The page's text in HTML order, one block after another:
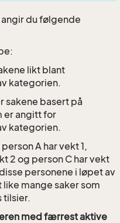
angir du følgende
likt blant
kategorien.
sakene basert på
er angitt for
kategorien.
A har vekt 1,
2 og person C har vekt
personene i løpet av
mange saker som
tilsier.
med færrest aktive